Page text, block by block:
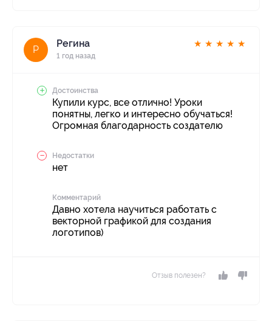
Р
Регина
1 год назад
★ ★ ★ ★ ★
Достоинства
Купили курс, все отлично! Уроки
понятны, легко и интересно обучаться!
Огромная благодарность создателю
Недостатки
нет
Комментарий
Давно хотела научиться работать с
векторной графикой для создания
логотипов)
Отзыв полезен?